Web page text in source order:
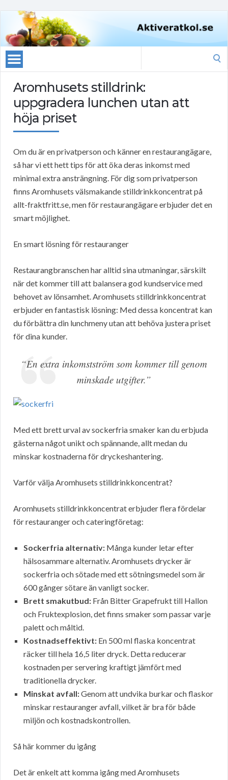
Aromhusets stilldrink:
uppgradera lunchen utan att
höja priset
Om du är en privatperson och känner en restaurangägare,
så har vi ett hett tips för att öka deras inkomst med
minimal extra ansträngning. För dig som privatperson
finns Aromhusets välsmakande stilldrinkkoncentrat på
allt-fraktfritt.se, men för restaurangägare erbjuder det en
smart möjlighet.
En smart lösning för restauranger
Restaurangbranschen har alltid sina utmaningar, särskilt
när det kommer till att balansera god kundservice med
behovet av lönsamhet. Aromhusets stilldrinkkoncentrat
erbjuder en fantastisk lösning: Med dessa koncentrat kan
du förbättra din lunchmeny utan att behöva justera priset
för dina kunder.
“En extra inkomstström som kommer till genom
minskade utgifter.”
Med ett brett urval av sockerfria smaker kan du erbjuda
gästerna något unikt och spännande, allt medan du
minskar kostnaderna för dryckeshantering.
Varför välja Aromhusets stilldrinkkoncentrat?
Aromhusets stilldrinkkoncentrat erbjuder flera fördelar
för restauranger och cateringföretag:
Sockerfria alternativ: Många kunder letar efter
hälsosammare alternativ. Aromhusets drycker är
sockerfria och sötade med ett sötningsmedel som är
600 gånger sötare än vanligt socker.
Brett smakutbud: Från Bitter Grapefrukt till Hallon
och Fruktexplosion, det finns smaker som passar varje
palett och måltid.
Kostnadseffektivt: En 500 ml flaska koncentrat
räcker till hela 16,5 liter dryck. Detta reducerar
kostnaden per servering kraftigt jämfört med
traditionella drycker.
Minskat avfall:Genom att undvika burkar och flaskor
minskar restauranger avfall, vilket är bra för både
miljön och kostnadskontrollen.
Så här kommer du igång
Det är enkelt att komma igång med Aromhusets